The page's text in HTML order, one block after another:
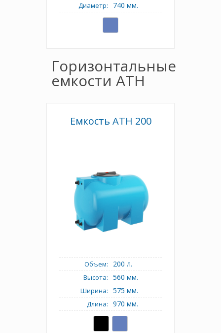
Диаметр: 740 мм.
Горизонтальные
емкости ATH
Емкость АТH 200
Объем: 200 л.
Высота: 560 мм.
Ширина: 575 мм.
Длина: 970 мм.